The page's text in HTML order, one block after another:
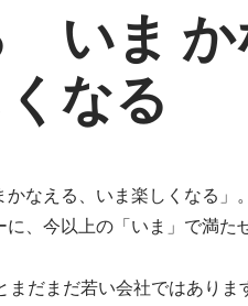
いま
なる
なえる、いま楽しくなる」
、今以上の「いま」で満た
まだまだ若い会社ではあり